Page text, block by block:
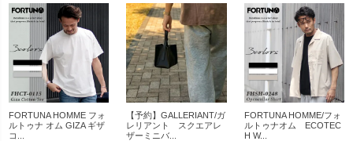
FORTUNA HOMME フォ
ルトゥナ オム GIZA ギザ
コ...
【予約】GALLERIANT/ガ
レリアント スクエアレ
ザーミニバ...
FORTUNA HOMME/フォ
ルトゥナオム ECOTEC
H W...